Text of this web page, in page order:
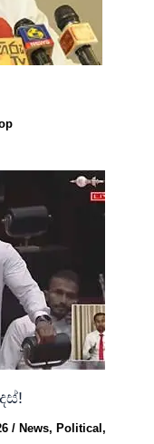
/News,Political,